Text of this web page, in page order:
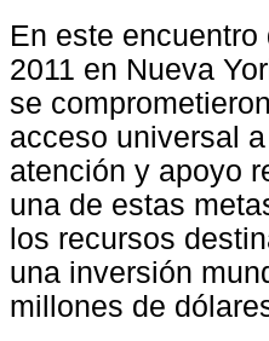
En este
2011 en Nueva
se
acceso universal
atención y apoyo
una de estas
los recursos
una inversión
millones de